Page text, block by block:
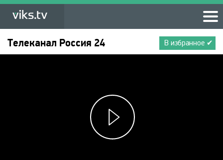
В избранное ✔
Телеканал Россия 24